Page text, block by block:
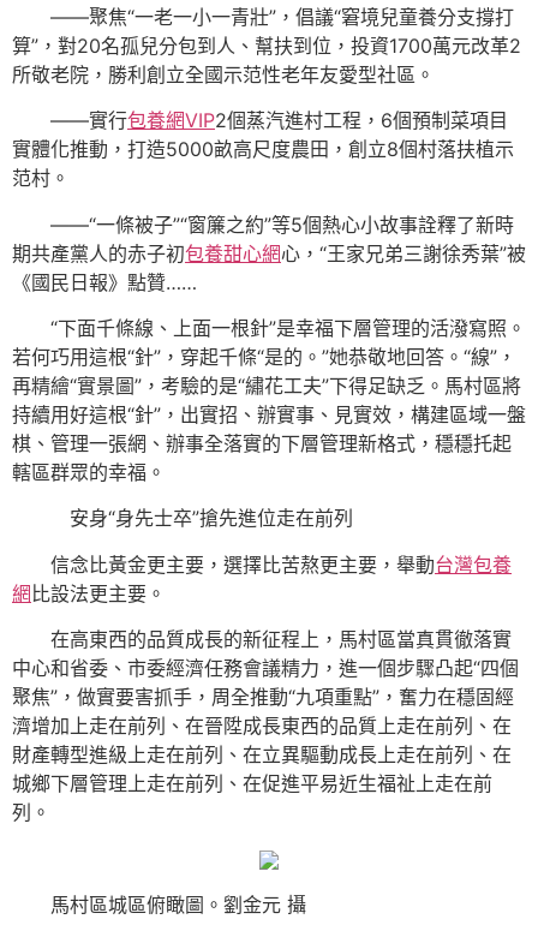
——聚焦“一老一小一青壯”，倡議“窘境兒童養分支撐打
算”，對20名孤兒分包到人、幫扶到位，投資1700萬元改革2
所敬老院，勝利創立全國示范性老年友愛型社區。
——實行包養網VIP2個蒸汽進村工程，6個預制菜項目
實體化推動，打造5000畝高尺度農田，創立8個村落扶植示
范村。
——“一條被子”“窗簾之約”等5個熱心小故事詮釋了新時
期共產黨人的赤子初包養甜心網心，“王家兄弟三謝徐秀葉”被
《國民日報》點贊……
“下面千條線、上面一根針”是幸福下層管理的活潑寫照。
若何巧用這根“針”，穿起千條“是的。”她恭敬地回答。“線”，
再精繪“實景圖”，考驗的是“繡花工夫”下得足缺乏。馬村區將
持續用好這根“針”，出實招、辦實事、見實效，構建區域一盤
棋、管理一張網、辦事全落實的下層管理新格式，穩穩托起
轄區群眾的幸福。
安身“身先士卒”搶先進位走在前列
信念比黃金更主要，選擇比苦熬更主要，舉動台灣包養
網比設法更主要。
在高東西的品質成長的新征程上，馬村區當真貫徹落實
中心和省委、市委經濟任務會議精力，進一個步驟凸起“四個
聚焦”，做實要害抓手，周全推動“九項重點”，奮力在穩固經
濟增加上走在前列、在晉陞成長東西的品質上走在前列、在
財產轉型進級上走在前列、在立異驅動成長上走在前列、在
城鄉下層管理上走在前列、在促進平易近生福祉上走在前
列。
馬村區城區俯瞰圖。劉金元 攝